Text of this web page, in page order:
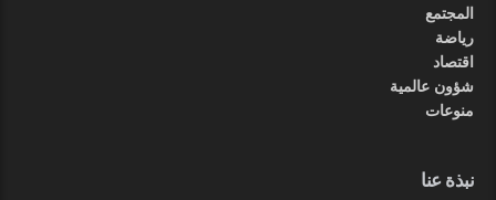
المجتمع
رياضة
اقتصاد
شؤون عالمية
منوعات
نبذة عنا